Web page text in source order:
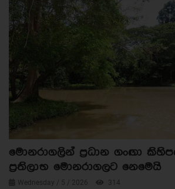
මොනරාගලින් ප්‍රධාන ගංඟා
ප්‍රතිලාභ මොනරාගලට නෙමෙයි
Wednesday / 5 / 2026 314